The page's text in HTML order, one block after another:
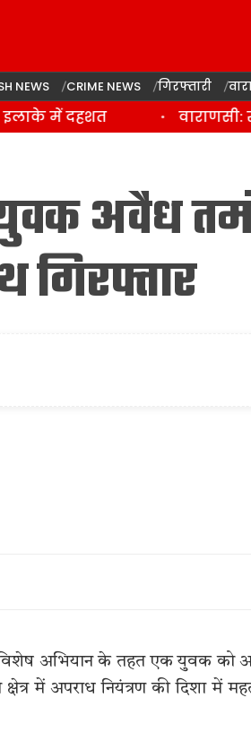
NEWS CRIME NEWS गिरफ्तारी
में दहशत वाराणसी:
अवैध
गिरफ्तार
विशेष अभियान के तहत एक युवक
में अपराध नियंत्रण की दिशा में